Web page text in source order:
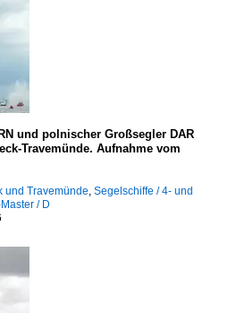
und polnischer Großsegler DAR
Travemünde. Aufnahme vom
und Travemünde Segelschiffe / 4- und
/ D